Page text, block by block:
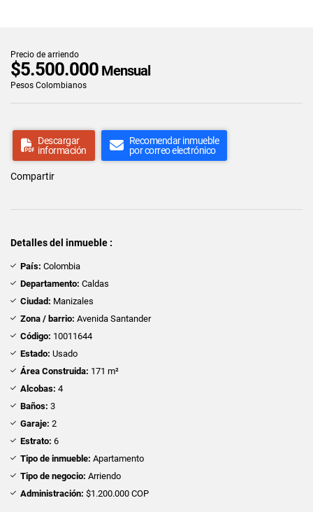
Precio de arriendo
$5.500.000 Mensual
Pesos Colombianos
Descargar
información
Recomendar inmueble
por correo electrónico
Compartir
Detalles del inmueble :
País: Colombia
Departamento: Caldas
Ciudad: Manizales
Zona / barrio: Avenida Santander
Código: 10011644
Estado: Usado
Área Construida: 171 m²
Alcobas: 4
Baños: 3
Garaje: 2
Estrato: 6
Tipo de inmueble: Apartamento
Tipo de negocio: Arriendo
Administración: $1.200.000 COP